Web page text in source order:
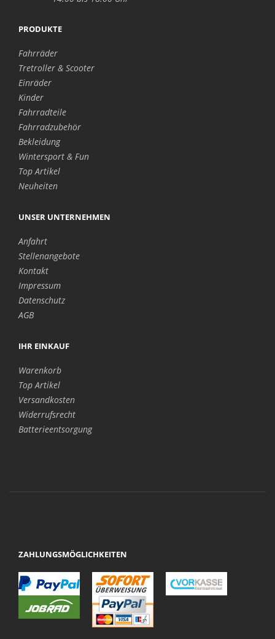
PRODUKTE
Fahrräder
Tretroller & Scooter
Einräder
Kinder
Fahrradteile
Fahrradzubehör
Bekleidung
Wintersport & Fun
Top Artikel
Neuheiten
UNSER UNTERNEHMEN
Anfahrt
Stellenangebote
Kontakt
Impressum
Datenschutz
AGB
IHR EINKAUF
Warenkorb
Top Artikel
Versandkosten
Widerrufsrecht
Batterieentsorgung
ZAHLUNGSMÖGLICHKEITEN